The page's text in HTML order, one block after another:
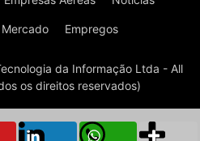
Empregos
da Informação Ltda - All
os direitos reservados)